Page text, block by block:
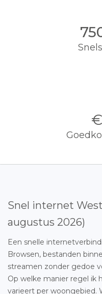
€
Snel internet
augustus 2026)
Een snelle
Browsen, bestanden
streamen zonder gedoe
Op welke manier regel ik
varieert per woongebied.